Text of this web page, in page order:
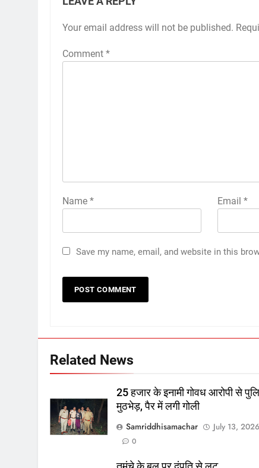
Your email address will not be published.
Comment *
Name * Email *
Save my name, email, and website in this
Related News
25 हजार के इनामी गोवध आरोपी से
मुठभेड़, पैर में लगी गोली
Samriddhisamachar
July 13, 2026
0